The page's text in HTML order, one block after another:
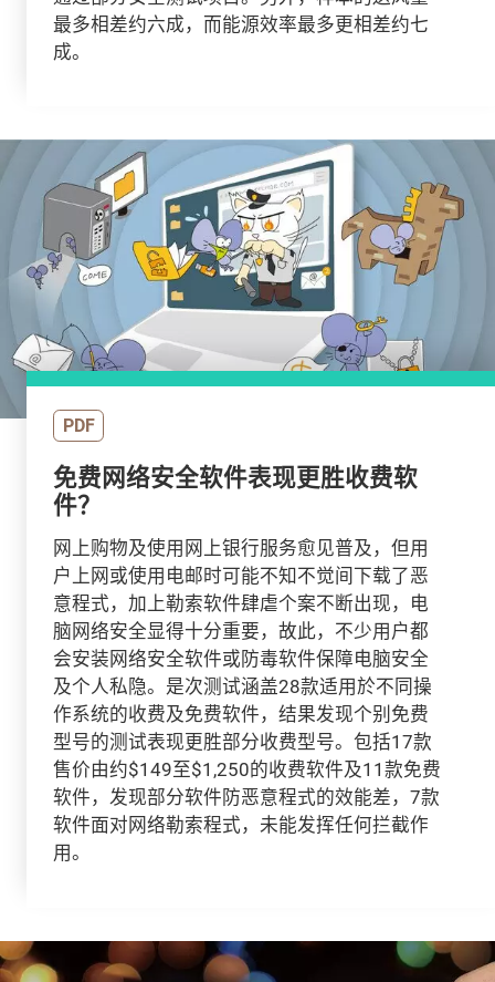
最多相差约六成，而能源效率最多更相差约七
成。
PDF
免费网络安全软件表现更胜收费软
件？
网上购物及使用网上银行服务愈见普及，但用
户上网或使用电邮时可能不知不觉间下载了恶
意程式，加上勒索软件肆虐个案不断出现，电
脑网络安全显得十分重要，故此，不少用户都
会安装网络安全软件或防毒软件保障电脑安全
及个人私隐。是次测试涵盖28款适用於不同操
作系统的收费及免费软件，结果发现个别免费
型号的测试表现更胜部分收费型号。包括17款
售价由约$149至$1,250的收费软件及11款免费
软件，发现部分软件防恶意程式的效能差，7款
软件面对网络勒索程式，未能发挥任何拦截作
用。